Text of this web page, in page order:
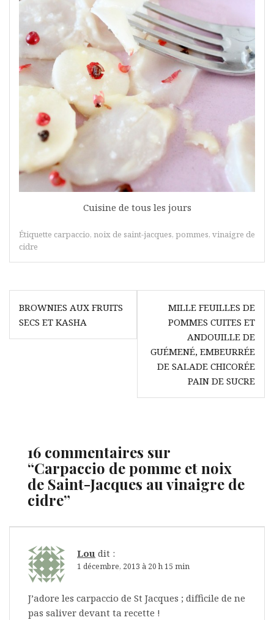
Cuisine de tous les jours
Étiquette carpaccio, noix de saint-jacques, pommes, vinaigre de
cidre
Navigation
de
l’article
BROWNIES AUX FRUITS
SECS ET KASHA
MILLE FEUILLES DE
POMMES CUITES ET
ANDOUILLE DE
GUÉMENÉ, EMBEURRÉE
DE SALADE CHICORÉE
PAIN DE SUCRE
16 commentaires sur
“Carpaccio de pomme et noix
de Saint-Jacques au vinaigre de
cidre”
Lou dit :
1 décembre, 2013 à 20 h 15 min
J’adore les carpaccio de St Jacques ; difficile de ne
pas saliver devant ta recette !